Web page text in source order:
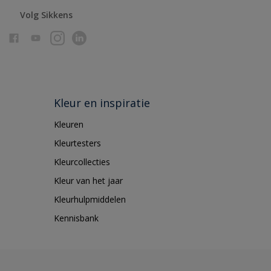
Volg Sikkens
Kleur en inspiratie
Kleuren
Kleurtesters
Kleurcollecties
Kleur van het jaar
Kleurhulpmiddelen
Kennisbank